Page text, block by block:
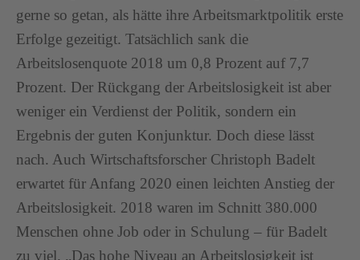
gerne so getan, als hätte ihre Arbeitsmarktpolitik erste
Erfolge gezeitigt. Tatsächlich sank die
Arbeitslosenquote 2018 um 0,8 Prozent auf 7,7
Prozent. Der Rückgang der Arbeitslosigkeit ist aber
weniger ein Verdienst der Politik, sondern ein
Ergebnis der guten Konjunktur. Doch diese lässt
nach. Auch Wirtschaftsforscher Christoph Badelt
erwartet für Anfang 2020 einen leichten Anstieg der
Arbeitslosigkeit. 2018 waren im Schnitt 380.000
Menschen ohne Job oder in Schulung – für Badelt
zu viel. „Das hohe Niveau an Arbeitslosigkeit ist